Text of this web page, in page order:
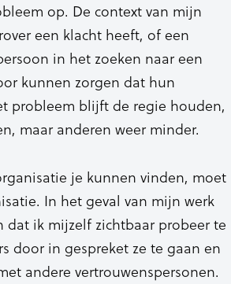
op. De context van mijn
een klacht heeft, of een
in het zoeken naar een
kunnen zorgen dat hun
probleem blijft de regie houden,
maar anderen weer minder.
je kunnen vinden, moet
In het geval van mijn werk
ik mijzelf zichtbaar probeer te
door in gespreket ze te gaan en
andere vertrouwenspersonen.